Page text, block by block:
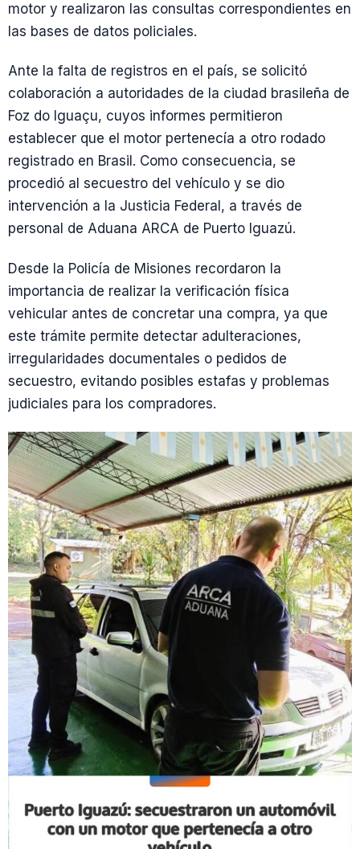
motor y realizaron las consultas correspondientes en
las bases de datos policiales.
Ante la falta de registros en el país, se solicitó
colaboración a autoridades de la ciudad brasileña de
Foz do Iguaçu, cuyos informes permitieron
establecer que el motor pertenecía a otro rodado
registrado en Brasil. Como consecuencia, se
procedió al secuestro del vehículo y se dio
intervención a la Justicia Federal, a través de
personal de Aduana ARCA de Puerto Iguazú.
Desde la Policía de Misiones recordaron la
importancia de realizar la verificación física
vehicular antes de concretar una compra, ya que
este trámite permite detectar adulteraciones,
irregularidades documentales o pedidos de
secuestro, evitando posibles estafas y problemas
judiciales para los compradores.